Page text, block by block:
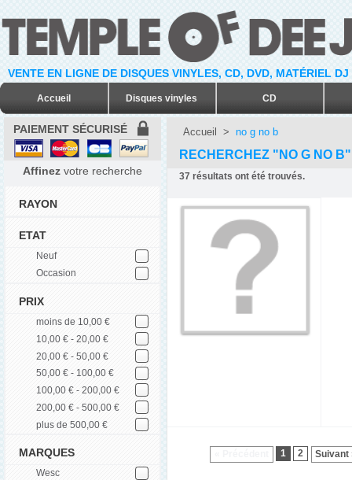
VENTE EN LIGNE DE DISQUES VINYLES, CD, DVD, MATÉRIEL
Accueil Disques vinyles CD
PAIEMENT SÉCURISÉ
Affinez votre recherche
RAYON
ETAT
Neuf
Occasion
PRIX
moins de 10,00 €
10,00 € - 20,00 €
20,00 € - 50,00 €
50,00 € - 100,00 €
100,00 € - 200,00 €
200,00 € - 500,00 €
plus de 500,00 €
MARQUES
Wesc
Accueil > no g no b
RECHERCHEZ "NO G NO B"
37 résultats ont été trouvés.
1 2 Suivant